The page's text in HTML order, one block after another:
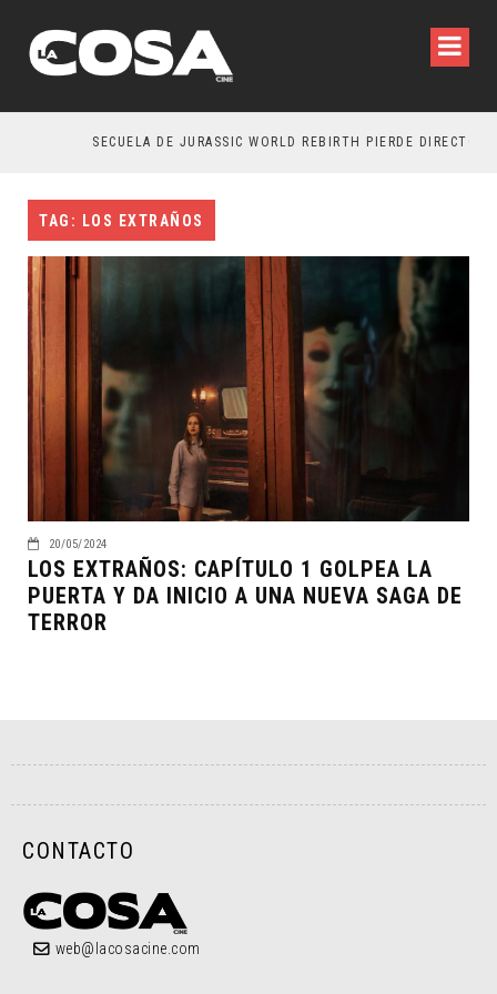
SECUELA DE JURASSIC WORLD REBIRTH PIERDE DIRECTOR
TAG: LOS EXTRAÑOS
20/05/2024
LOS EXTRAÑOS: CAPÍTULO 1 GOLPEA LA
PUERTA Y DA INICIO A UNA NUEVA SAGA DE
TERROR
CONTACTO
web@lacosacine.com